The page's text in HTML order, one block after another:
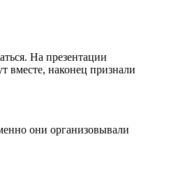
На презентации
вместе, наконец признали
они организовывали